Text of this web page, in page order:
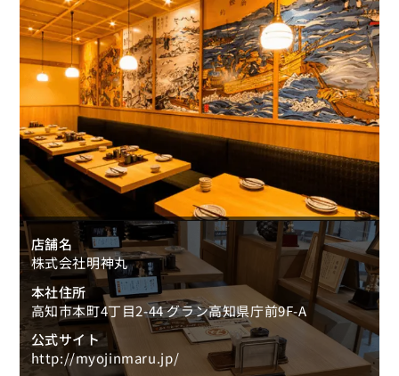
店舗名
株式会社明神丸
本社住所
高知市本町4丁目2-44 グラン高知県庁前9F-A
公式サイト
http://myojinmaru.jp/